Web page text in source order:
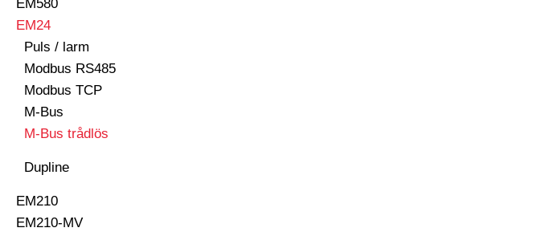
EM580
EM24
Puls / larm
Modbus RS485
Modbus TCP
M-Bus
M-Bus trådlös
Dupline
EM210
EM210-MV